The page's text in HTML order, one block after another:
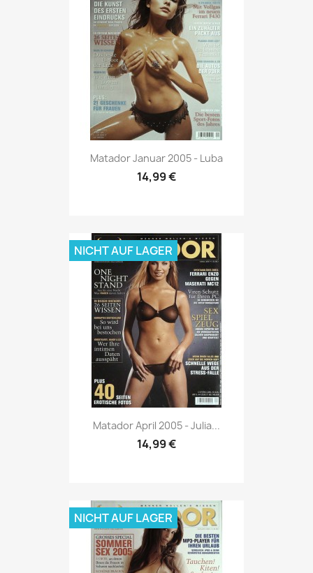
Vorschau
Matador Januar 2005 - Luba
14,99 €
Vorschau
Matador April 2005 - Julia...
14,99 €
NICHT AUF LAGER
NICHT AUF LAGER